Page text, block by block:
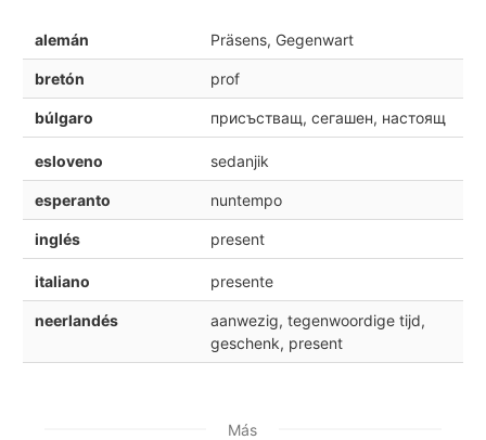
alemán Präsens, Gegenwart
bretón prof
búlgaro присъстващ, сегашен, настоящ
esloveno sedanjik
esperanto nuntempo
inglés present
italiano presente
neerlandés
aanwezig, tegenwoordige tijd,
geschenk, present
Más